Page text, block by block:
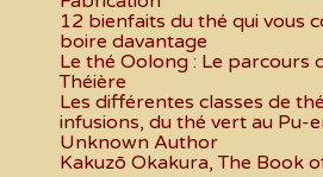
12 bienfaits du thé qui vous
boire davantage
Le thé Oolong : Le parcours
Théière
Les différentes classes de
infusions, du thé vert au Pu-
Unknown Author
Kakuzō Okakura, The Book